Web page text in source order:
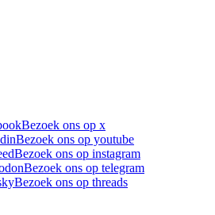
Bezoek ons op x
Bezoek ons op youtube
Bezoek ons op instagram
Bezoek ons op telegram
Bezoek ons op threads